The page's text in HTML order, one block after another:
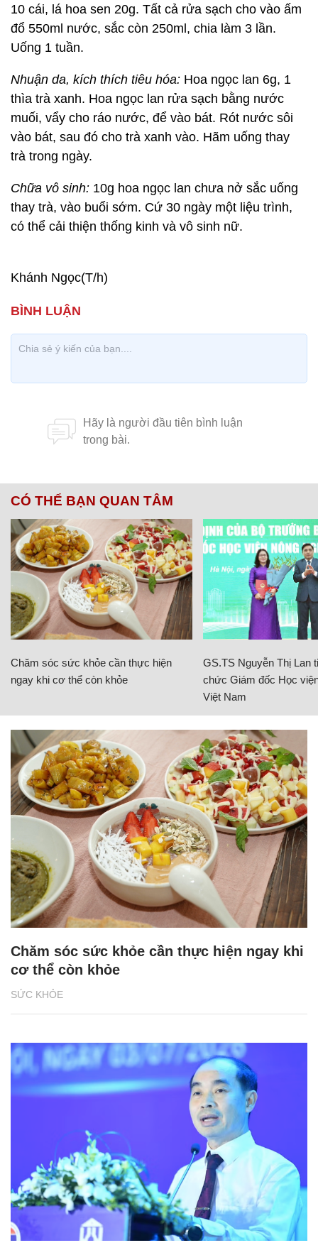
10 cái, lá hoa sen 20g. Tất cả rửa sạch cho vào ấm
đổ 550ml nước, sắc còn 250ml, chia làm 3 lần.
Uống 1 tuần.
Nhuận da, kích thích tiêu hóa: Hoa ngọc lan 6g, 1
thìa trà xanh. Hoa ngọc lan rửa sạch bằng nước
muối, vẩy cho ráo nước, để vào bát. Rót nước sôi
vào bát, sau đó cho trà xanh vào. Hãm uống thay
trà trong ngày.
Chữa vô sinh: 10g hoa ngọc lan chưa nở sắc uống
thay trà, vào buổi sớm. Cứ 30 ngày một liệu trình,
có thể cải thiện thống kinh và vô sinh nữ.
Khánh Ngọc(T/h)
CÓ THỂ BẠN QUAN TÂM
Chăm sóc sức khỏe cần thực hiện
ngay khi cơ thể còn khỏe
GS.TS Nguyễn Thị Lan
chức Giám đốc Học
Việt Nam
SỨC KHỎE
Chăm sóc sức khỏe cần thực hiện ngay khi
cơ thể còn khỏe